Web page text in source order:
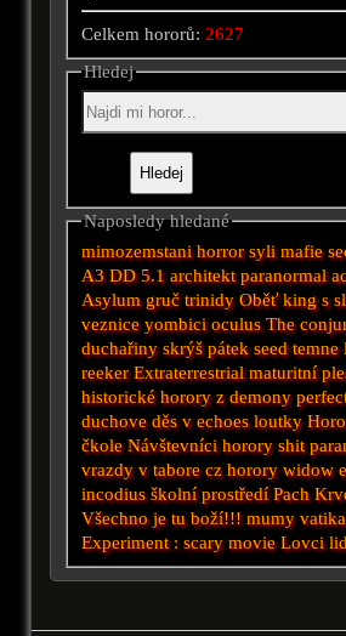
Celkem hororů: 2627
Hledej
Naposledy hledané
mimozemstani horror syli mafie
A3 DD 5.1 architekt paranormal
Asylum gruč trinidy Oběť king s
veznice yombici oculus The
duchařiny skrýš pátek seed temne
reeker Extraterrestrial maturitní
historické horory z demony
duchoveděs v echoes loutky
čkole Návštevníci horory shit
vrazdy v tabore cz horory widow
incodius školní prostředí Pach
Všechno je tu boží!!!mumy
Experiment :scary movie Lovci